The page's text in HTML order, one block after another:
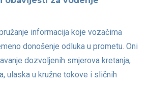
informacija koje vozačima
donošenje odluka u prometu. Oni
dozvoljenih smjerova kretanja,
ulaska u kružne tokove i sličnih